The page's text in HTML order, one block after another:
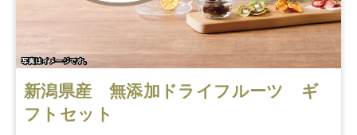
新潟県産 無添加ドライフルーツ ギ
フトセット